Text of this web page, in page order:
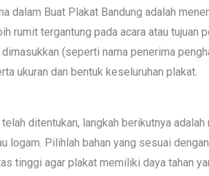
dalam Buat Plakat Bandung adalah
rumit tergantung pada acara atau
(seperti nama penerima
ukuran dan bentuk keseluruhan plakat.
ditentukan, langkah berikutnya
logam. Pilihlah bahan yang sesuai
tinggi agar plakat memiliki daya tahan